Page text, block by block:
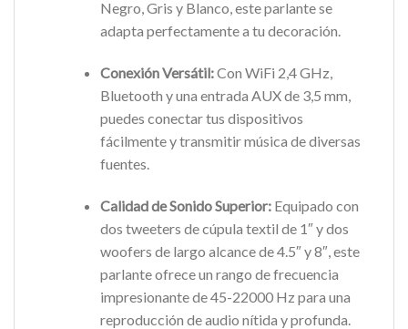
Negro, Gris y Blanco, este parlante se
adapta perfectamente a tu decoración.
Conexión Versátil:Con WiFi 2,4 GHz,
Bluetooth y una entrada AUX de 3,5 mm,
puedes conectar tus dispositivos
fácilmente y transmitir música de diversas
fuentes.
Calidad de Sonido Superior: Equipado con
dos tweeters de cúpula textil de 1″ y dos
woofers de largo alcance de 4.5″ y 8″, este
parlante ofrece un rango de frecuencia
impresionante de 45-22000 Hz para una
reproducción de audio nítida y profunda.